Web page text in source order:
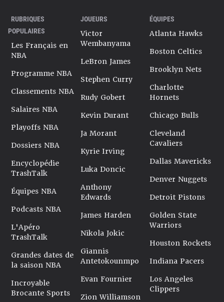
RUBRIQUES
POPULAIRES
Les Français en
NBA
Programme NBA
Classements NBA
Salaires NBA
Playoffs NBA
Dossiers NBA
Encyclopédie
TrashTalk
Équipes NBA
Podcasts NBA
L'Apéro
TrashTalk
Grandes dates de
la saison NBA
Incroyable
Brocante Sports
JOUEURS
Victor
Wembanyama
LeBron James
Stephen Curry
Rudy Gobert
Kevin Durant
Ja Morant
Kyrie Irving
Luka Doncic
Anthony
Edwards
James Harden
Nikola Jokic
Giannis
Antetokounmpo
Evan Fournier
Zion Williamson
ÉQUIPES
Atlanta Hawks
Boston Celtics
Brooklyn Nets
Charlotte
Hornets
Chicago Bulls
Cleveland
Cavaliers
Dallas Mavericks
Denver Nuggets
Detroit Pistons
Golden State
Warriors
Houston Rockets
Indiana Pacers
Los Angeles
Clippers